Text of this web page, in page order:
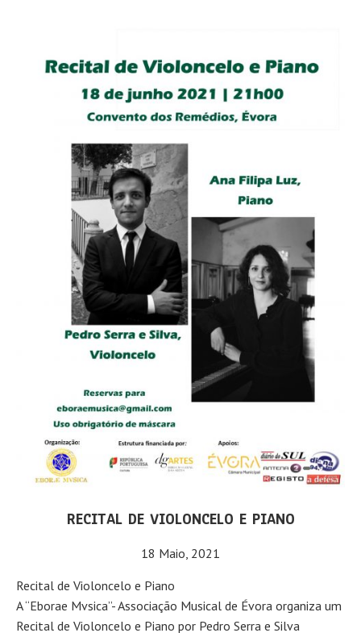
RECITAL DE VIOLONCELO E PIANO
18 Maio, 2021
Recital de Violoncelo e Piano
A “Eborae Mvsica”- Associação Musical de Évora organiza um
Recital de Violoncelo e Piano por Pedro Serra e Silva